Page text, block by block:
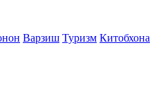
Варзиш Туризм Китобхона